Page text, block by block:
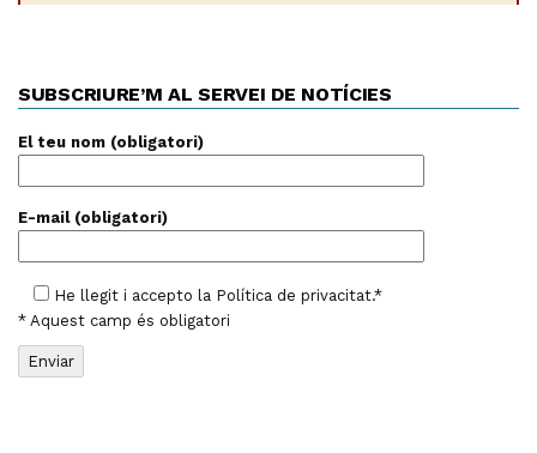
SUBSCRIURE’M AL SERVEI DE NOTÍCIES
El teu nom (obligatori)
E-mail (obligatori)
He llegit i accepto la Política de privacitat.*
* Aquest camp és obligatori